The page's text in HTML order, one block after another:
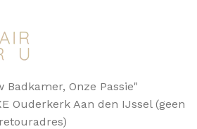
Badkamer, Onze Passie"
Ouderkerk Aan den IJssel (geen